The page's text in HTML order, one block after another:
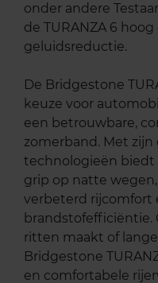
onder andere
de TURANZA 6
geluidsreductie.
De Bridgestone
keuze voor
een betrouwbare,
zomerband. Met zijn
technologieën
grip op natte
verbeterd rijcomfort
brandstofefficiëntie.
ritten maakt of
Bridgestone
en comfortabele